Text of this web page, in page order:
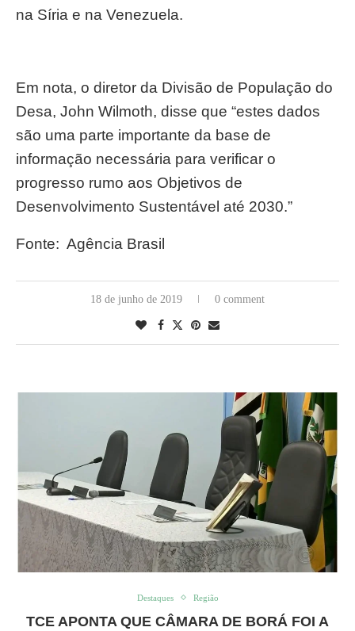
na Síria e na Venezuela.
Em nota, o diretor da Divisão de População do
Desa, John Wilmoth, disse que “estes dados
são uma parte importante da base de
informação necessária para verificar o
progresso rumo aos Objetivos de
Desenvolvimento Sustentável até 2030.”
Fonte: Agência Brasil
18 de junho de 2019 0 comment
Destaques Região
TCE APONTA QUE CÂMARA DE BORÁ FOI A